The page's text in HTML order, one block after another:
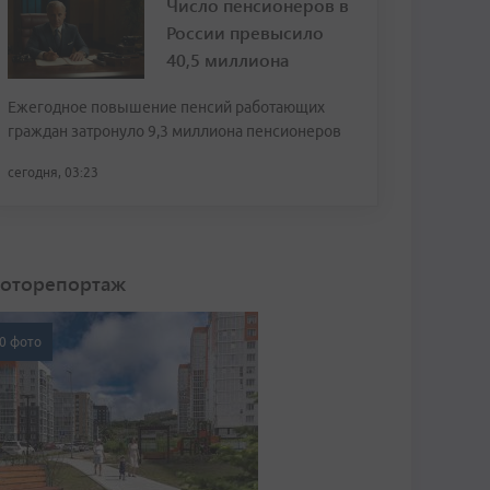
Число пенсионеров в
России превысило
40,5 миллиона
Ежегодное повышение пенсий работающих
граждан затронуло 9,3 миллиона пенсионеров
сегодня, 03:23
фото